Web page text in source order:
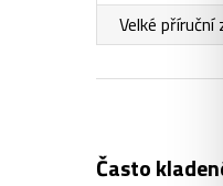
Velké
Často